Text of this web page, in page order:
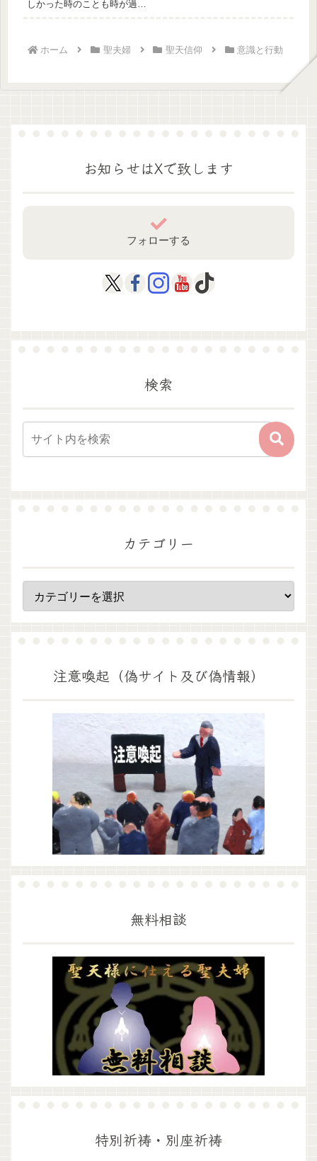
しかった時のことも時が過ぎ
ホーム 聖夫婦 聖天信仰 意識と行動
お知らせはXで致します
フォローする
検索
カテゴリー
注意喚起（偽サイト及び偽情報）
無料相談
特別祈祷・別座祈祷